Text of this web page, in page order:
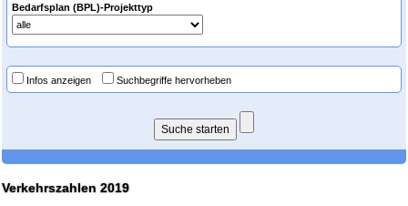
Bedarfsplan (BPL)-Projekttyp
Infos anzeigen Suchbegriffe hervorheben
Verkehrszahlen 2019